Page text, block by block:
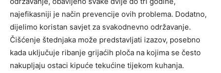
najefikasniji je način prevencije ovih problema. Dodatno,
dijelimo koristan savjet za svakodnevno održavanje.
Čišćenje štednjaka može predstavljati izazov, posebno
kada uključuje ribanje grijaćih ploča na kojima se često
nakupljaju ostaci kipuće tekućine tijekom kuhanja.